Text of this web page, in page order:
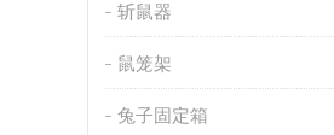
斩鼠器
鼠笼架
兔子固定箱